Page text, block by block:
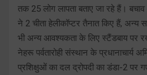
तक 25 लोग लापता बताए जा रहे हैं। बचाव
ने 2 चीता हेलीकॉप्टर तैनात किए हैं, अन्य
भी अन्य आवश्यकता के लिए स्टैंडबाय पर
नेहरू पर्वतारोही संस्थान के प्रधानाचार्य
प्रशिक्षुओं का दल द्रोपदी का डंडा-2 पर